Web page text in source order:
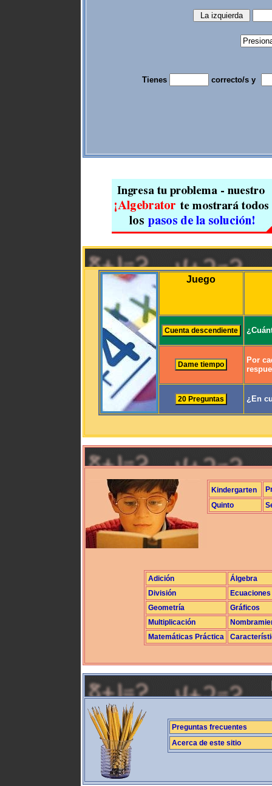
Tienes correcto/s y
Juego
Por
¿En
Kindergarten
Quinto
Adición
Álgebra
División
Ecuaciones
Geometría
Gráficos
Multiplicación
Matemáticas Práctica
Preguntas frecuentes
Acerca de este sitio